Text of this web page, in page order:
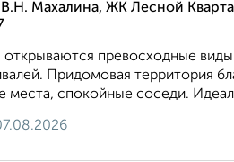
Махалина, ЖК Лесной
открываются превосходные
Придомовая территория
места, спокойные соседи.